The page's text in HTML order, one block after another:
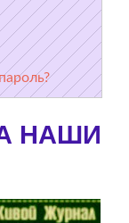
НАШИ